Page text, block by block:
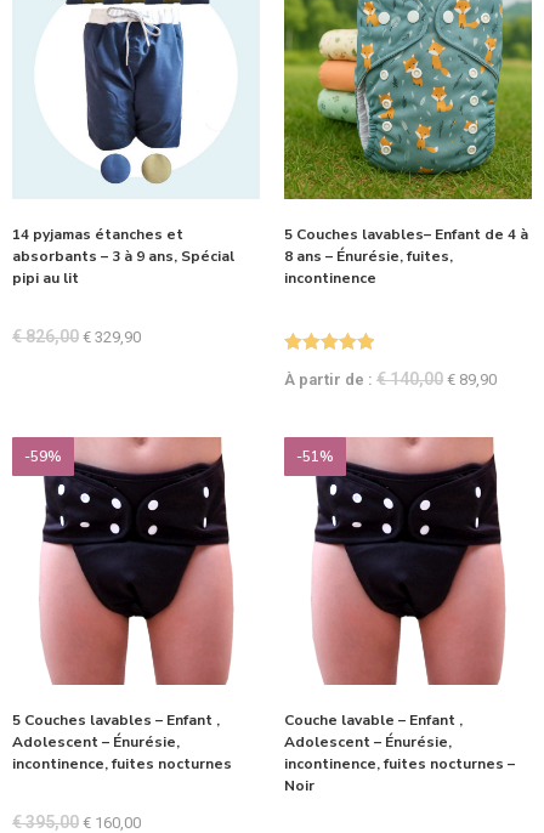
14 pyjamas étanches et
absorbants – 3 à 9 ans, Spécial
pipi au lit
€826,00 € 329,90
5 Couches lavables– Enfant de 4 à
8 ans – Énurésie, fuites,
incontinence
sur 5
À partir de : €140,00 € 89,90
-59%
5 Couches lavables – Enfant ,
Adolescent – Énurésie,
incontinence, fuites nocturnes
€395,00 € 160,00
-51%
Couche lavable – Enfant ,
Adolescent – Énurésie,
incontinence, fuites nocturnes –
Noir